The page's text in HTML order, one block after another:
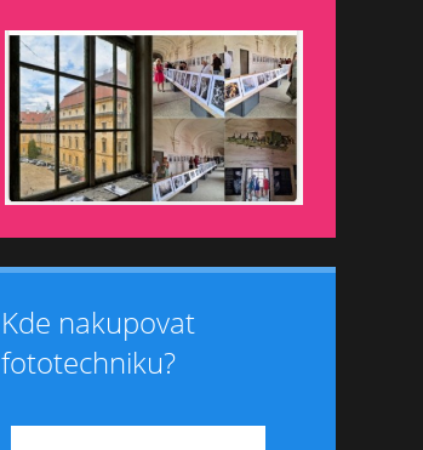
Kde nakupovat
fototechniku?